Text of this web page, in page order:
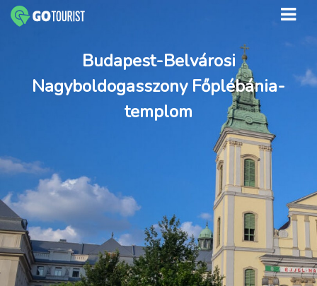
Budapest-Belvárosi
Nagyboldogasszony Főplébánia-
templom